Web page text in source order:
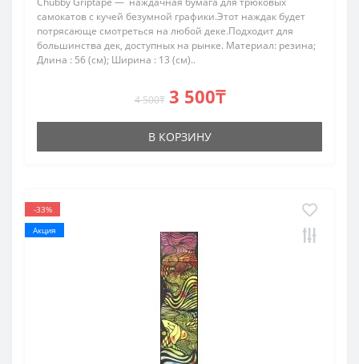
самокатов с кучей безумной графики.Этот наждак будет
потрясающе смотреться на любой деке.Подходит для
большинства дек, доступных на рынке. Материал: резина;
Длина : 56 (см); Ширина : 13 (см)..
4 500₸ 3 500₸
В КОРЗИНУ
-33%
Акция